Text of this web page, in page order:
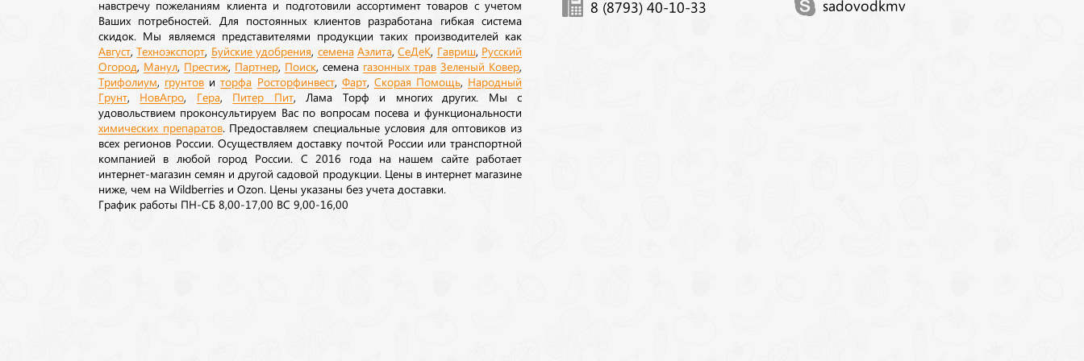
навстречу пожеланиям клиента и подготовили ассортимент товаров с учетом
Ваших потребностей. Для постоянных клиентов разработана гибкая система
скидок. Мы являемся представителями продукции таких производителей как
Август ,Техноэкспорт Буйские удобрения семена Аэлита,СеДеК Гавриш Русский
Огород Манул Престиж Партнер Поиск , семена газонных трав Зеленый Ковер
Трифолиум грунтов иторфа Росторфинвест, Фарт, Скорая Помощь Народный
Грунт НовАгро Гера, Питер Пит, Лама Торф и многих других. Мы с
удовольствием проконсультируем Вас по вопросам посева и функциональности
химических препаратов. Предоставляем специальные условия для оптовиков из
всех регионов России. Осуществляем доставку почтой России или транспортной
компанией в любой город России. С 2016 года на нашем сайте работает
интернет-магазин семян и другой садовой продукции. Цены в интернет магазине
ниже, чем на Wildberries и Ozon. Цены указаны без учета доставки.
График работы ПН-СБ 8,00-17,00 ВС 9,00-16,00
8 (8793) 40-10-33 sadovodkmv